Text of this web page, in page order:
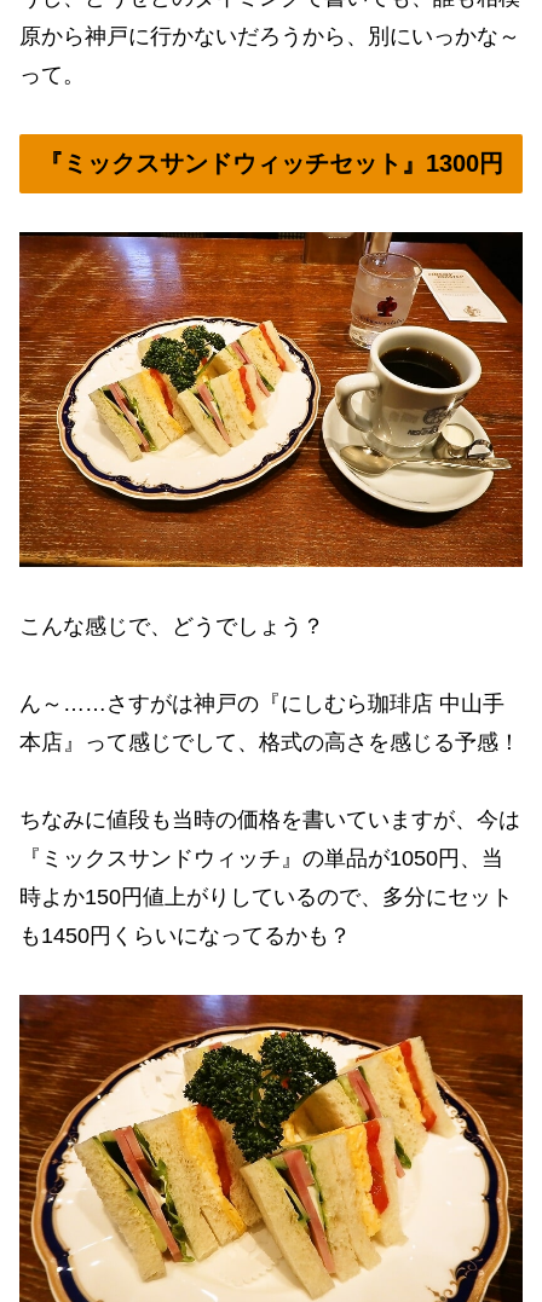
原から神戸に行かないだろうから、別にいっかな～
って。
『ミックスサンドウィッチセット』1300円
こんな感じで、どうでしょう？
ん～……さすがは神戸の『にしむら珈琲店 中山手
本店』って感じでして、格式の高さを感じる予感！
ちなみに値段も当時の価格を書いていますが、今は
『ミックスサンドウィッチ』の単品が1050円、当
時よか150円値上がりしているので、多分にセット
も1450円くらいになってるかも？